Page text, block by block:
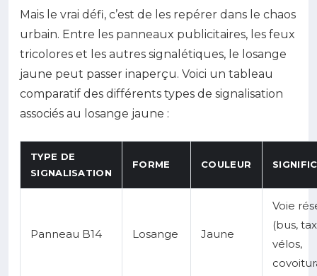
Mais le vrai défi, c’est de les repérer dans le chaos
urbain. Entre les panneaux publicitaires, les feux
tricolores et les autres signalétiques, le losange
jaune peut passer inaperçu. Voici un tableau
comparatif des différents types de signalisation
associés au losange jaune :
TYPE DE
SIGNALISATION
FORME COULEUR
Panneau B14 Losange Jaune
Voie
(bus,
vélos,